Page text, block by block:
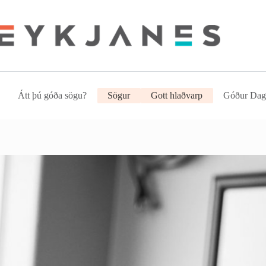
Átt þú góða sögu? Sögur Gott hlaðvarp Góður